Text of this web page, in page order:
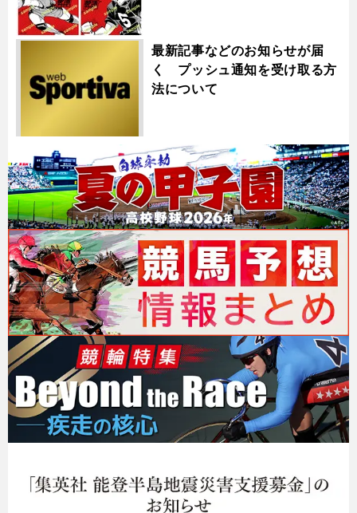
最新記事などのお知らせが届
く プッシュ通知を受け取る方
法について